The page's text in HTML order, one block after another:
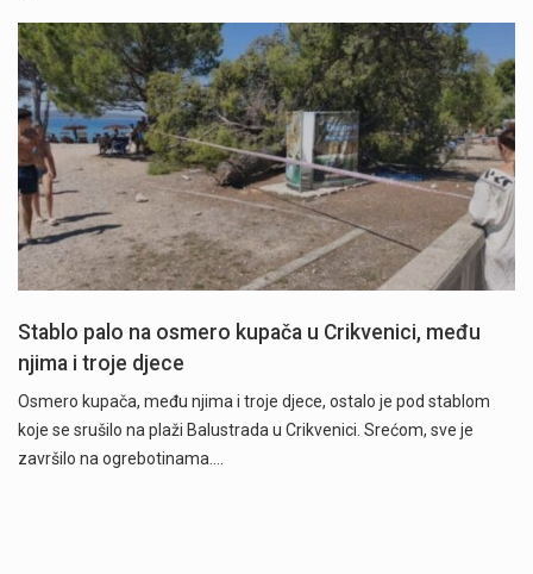
Stablo palo na osmero kupača u Crikvenici, među
njima i troje djece
Osmero kupača, među njima i troje djece, ostalo je pod stablom
koje se srušilo na plaži Balustrada u Crikvenici. Srećom, sve je
završilo na ogrebotinama.…